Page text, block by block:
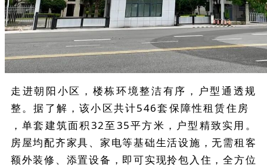
走进朝阳小区，楼栋环境整洁有序，户型通透规
整。据了解，该小区共计546套保障性租赁住房
，单套建筑面积32至35平方米，户型精致实用。
房屋均配齐家具、家电等基础生活设施，无需租客
额外装修、添置设备，即可实现拎包入住，全方位